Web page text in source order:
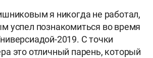
я никогда не работал,
успел познакомиться во время
2019. С точки
это отличный парень, который